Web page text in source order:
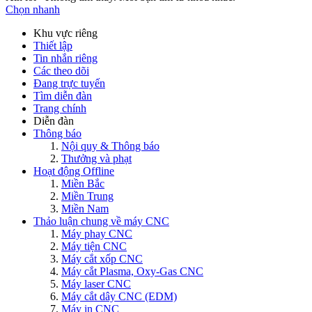
Chọn nhanh
Khu vực riêng
Thiết lập
Tin nhắn riêng
Các theo dõi
Đang trực tuyến
Tìm diễn đàn
Trang chính
Diễn đàn
Thông báo
Nội quy & Thông báo
Thưởng và phạt
Hoạt động Offline
Miền Bắc
Miền Trung
Miền Nam
Thảo luận chung về máy CNC
Máy phay CNC
Máy tiện CNC
Máy cắt xốp CNC
Máy cắt Plasma, Oxy-Gas CNC
Máy laser CNC
Máy cắt dây CNC (EDM)
Máy in CNC